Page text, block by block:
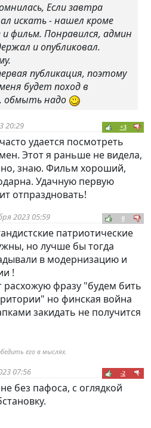
Если завтра
искать - нашел кроме
и фильм. Понравился, админ
и опубликовал.
публикация, поэтому
будет поход в
обмыть надо
20:29 +3
удается посмотреть
Этот я раньше не видела,
знаю. Фильм хороший,
Удачную первую
отпраздновать!
2023 05:59 0
патриотические
но лучше бы тогда
в модернизацию и
!
расхожую фразу "будем бить
но финская война
закидать не получится
его в мыслях.
07:56 -2
без пафоса, с оглядкой